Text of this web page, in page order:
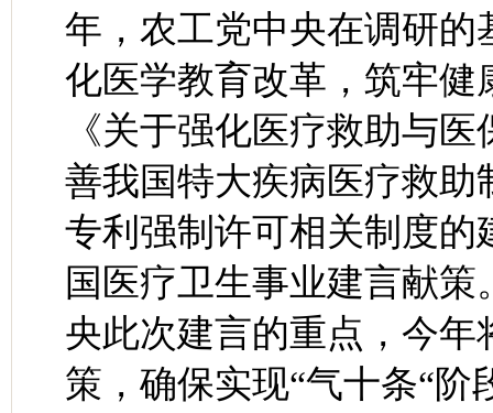
年，农工党中央在调研
化医学教育改革，筑牢
《关于强化医疗救助与
善我国特大疾病医疗救
专利强制许可相关制度
国医疗卫生事业建言献
央此次建言的重点，今
策，确保实现“气十条“